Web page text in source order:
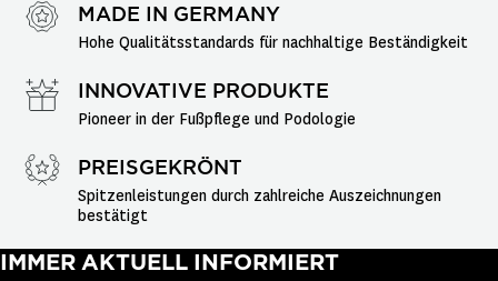
MADE IN GERMANY
Hohe Qualitätsstandards für nachhaltige Beständigkeit
INNOVATIVE PRODUKTE
Pioneer in der Fußpflege und Podologie
PREISGEKRÖNT
Spitzenleistungen durch zahlreiche Auszeichnungen
bestätigt
IMMER AKTUELL INFORMIERT